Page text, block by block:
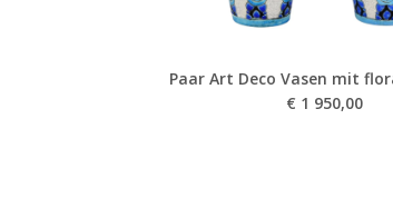
Paar Art Deco Vasen mit
€ 1 950,00